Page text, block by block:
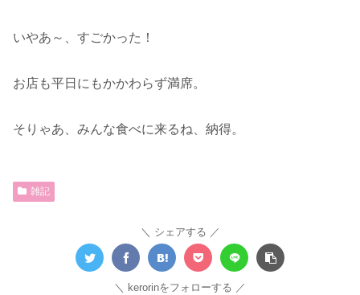
いやあ～、すごかった！
お店も平日にもかかわらず満席。
そりゃあ、みんな食べに来るね、納得。
雑記
シェアする
kerorinをフォローする